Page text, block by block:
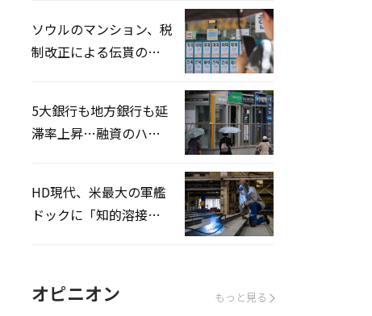
ソウルのマンション、税
制改正による伝貰の月
5大銀行も地方銀行も延
滞率上昇…融資のハー
HD現代、米最大の軍艦
ドックに「知的溶接」
オピニオン もっと見る